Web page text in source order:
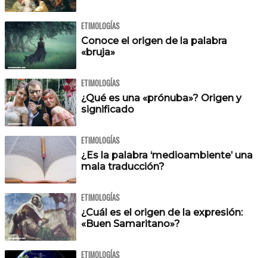
ETIMOLOGÍAS
Conoce el origen de la palabra
«bruja»
ETIMOLOGÍAS
¿Qué es una «prónuba»? Origen y
significado
ETIMOLOGÍAS
¿Es la palabra ‘medioambiente’ una
mala traducción?
ETIMOLOGÍAS
¿Cuál es el origen de la expresión:
«Buen Samaritano»?
ETIMOLOGÍAS